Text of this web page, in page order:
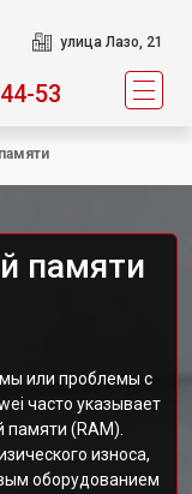
улица Лазо, 21
53
памяти
или проблемы с
часто указывает
(RAM).
износа,
оборудованием